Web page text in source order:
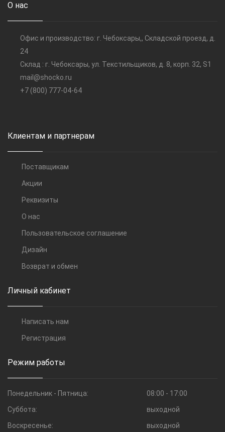
О нас
Офис и производство: г. Чебоксары,, Складской проезд, д.
24
Склад : г. Чебоксары, ул. Текстильщиков, д. 8, корп. 32, S1
mail@shocko.ru
+7 (800) 777-04-64
Клиентам и партнерам
Поставщикам
Акции
Реквизиты
О нас
Пользовательское соглашение
Дизайн
Возврат и обмен
Личный кабинет
Написать нам
Регистрация
Режим работы
Понедельник - Пятница:
08:00 - 17:00
Суббота:
выходной
Воскресенье:
выходной